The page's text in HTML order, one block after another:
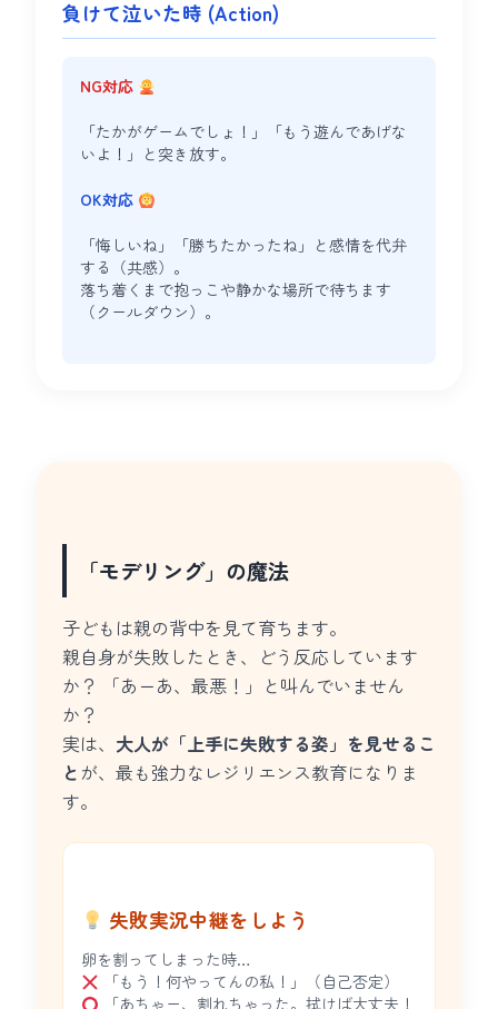
負けて泣いた時 (Action)
NG対応
「たかがゲームでしょ！」「もう遊んであげな
いよ！」と突き放す。
OK対応
「悔しいね」「勝ちたかったね」と感情を代弁
する（共感）。
落ち着くまで抱っこや静かな場所で待ちます
（クールダウン）。
「モデリング」の魔法
子どもは親の背中を見て育ちます。
親自身が失敗したとき、どう反応しています
か？ 「あーあ、最悪！」と叫んでいません
か？
実は、 大人が「上手に失敗する姿」を見せるこ
と が、最も強力なレジリエンス教育になりま
す。
失敗実況中継をしよう
卵を割ってしまった時…
「もう！何やってんの私！」（自己否定）
「あちゃー、割れちゃった。拭けば大丈夫！